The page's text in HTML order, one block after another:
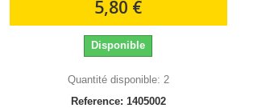
5,80 €
Disponible
Quantité disponible: 2
Reference: 1405002